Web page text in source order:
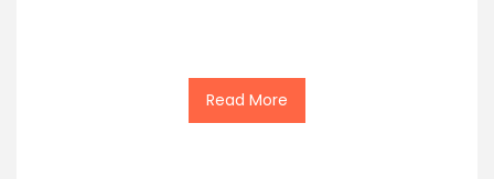
Read More